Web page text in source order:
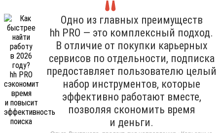
Одно из главных преимуществ
hh PRO — это комплексный подход.
В отличие от покупки карьерных
сервисов по отдельности, подписка
предоставляет пользователю целый
набор инструментов, которые
эффективно работают вместе,
позволяя скономить время
и деньги.